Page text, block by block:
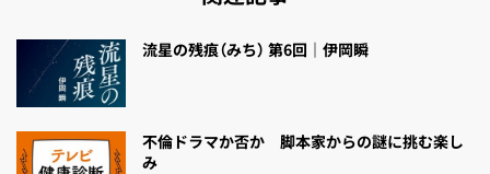
流星の残痕（みち） 第6回｜伊岡瞬
不倫ドラマか否か 脚本家からの謎に挑む楽し
み